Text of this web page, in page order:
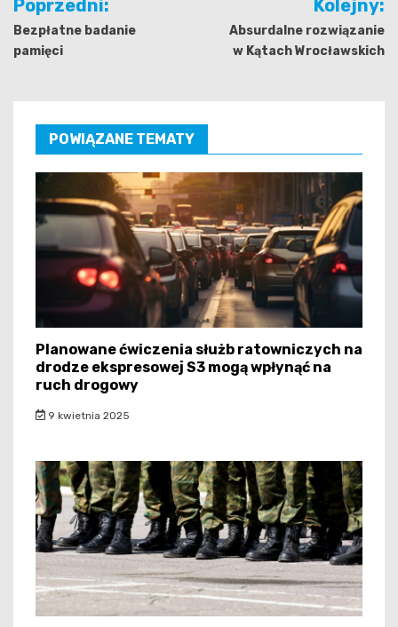
wpisu
Poprzedni:
Bezpłatne badanie
pamięci
Kolejny:
Absurdalne rozwiązanie
w Kątach Wrocławskich
POWIĄZANE TEMATY
Planowane ćwiczenia służb ratowniczych na
drodze ekspresowej S3 mogą wpłynąć na
ruch drogowy
9 kwietnia 2025